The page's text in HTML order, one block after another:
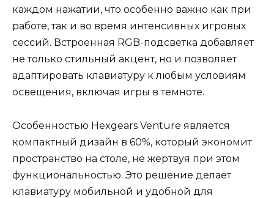
каждом нажатии, что особенно важно как при
работе, так и во время интенсивных игровых
сессий. Встроенная RGB-подсветка добавляет
не только стильный акцент, но и позволяет
адаптировать клавиатуру к любым условиям
освещения, включая игры в темноте.
Особенностью Hexgears Venture является
компактный дизайн в 60%, который экономит
пространство на столе, не жертвуя при этом
функциональностью. Это решение делает
клавиатуру мобильной и удобной для